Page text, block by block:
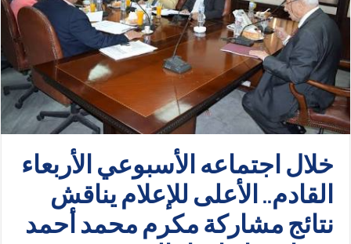
خلال اجتماعه الأسبوعي الأربعاء
القادم.. الأعلى للإعلام يناقش
نتائج مشاركة مكرم محمد أحمد